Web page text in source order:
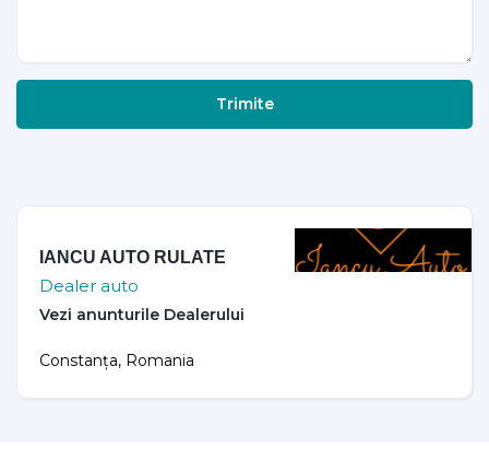
Trimite
IANCU AUTO RULATE
Dealer auto
Constanța, Romania